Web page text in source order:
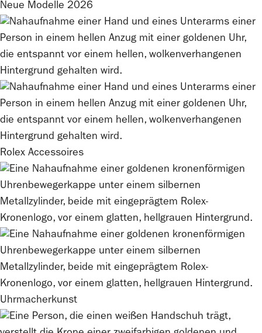
Neue Modelle 2026
Rolex Accessoires
Uhrmacherkunst